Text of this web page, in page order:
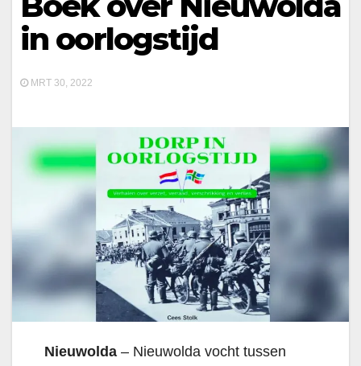
in oorlogstijd
MRT 30, 2022
Nieuwolda – Nieuwolda vocht tussen